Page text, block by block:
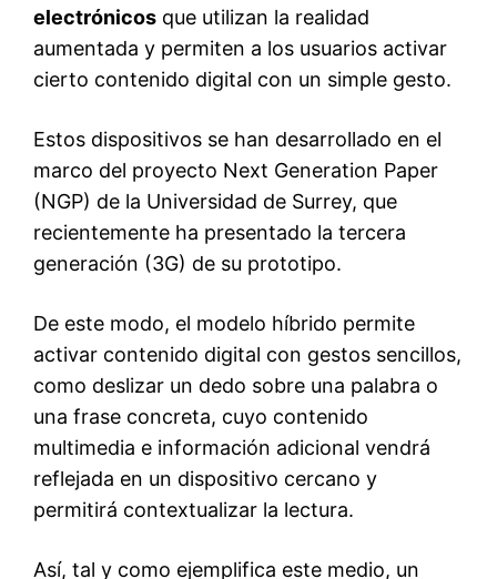
electrónicos que utilizan la realidad
aumentada y permiten a los usuarios activar
cierto contenido digital con un simple gesto.
Estos dispositivos se han desarrollado en el
marco del proyecto Next Generation Paper
(NGP) de la Universidad de Surrey, que
recientemente ha presentado la tercera
generación (3G) de su prototipo.
De este modo, el modelo híbrido permite
activar contenido digital con gestos sencillos,
como deslizar un dedo sobre una palabra o
una frase concreta, cuyo contenido
multimedia e información adicional vendrá
reflejada en un dispositivo cercano y
permitirá contextualizar la lectura.
Así, tal y como ejemplifica este medio, un